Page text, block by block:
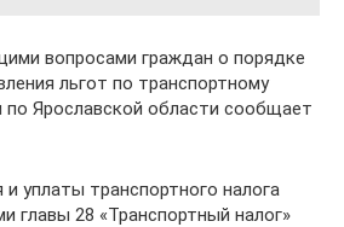
вопросами граждан о порядке
льгот по транспортному
Ярославской области сообщает
уплаты транспортного налога
главы 28 «Транспортный налог»